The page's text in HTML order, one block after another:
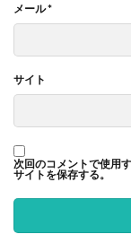
メール*
サイト
次回のコメントで使用
サイトを保存する。